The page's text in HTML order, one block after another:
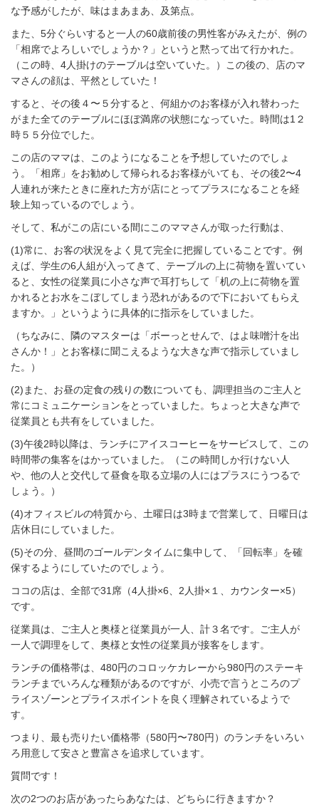
な予感がしたが、味はまあまあ、及第点。
また、5分ぐらいすると一人の60歳前後の男性客がみえたが、例の
「相席でよろしいでしょうか？」というと黙って出て行かれた。
（この時、4人掛けのテーブルは空いていた。）この後の、店のマ
マさんの顔は、平然としていた！
すると、その後４〜５分すると、何組かのお客様が入れ替わった
がまた全てのテーブルにほぼ満席の状態になっていた。時間は1２
時５５分位でした。
この店のママは、このようになることを予想していたのでしょ
う。「相席」をお勧めして帰られるお客様がいても、その後2〜4
人連れが来たときに座れた方が店にとってプラスになることを経
験上知っているのでしょう。
そして、私がこの店にいる間にこのママさんが取った行動は、
(1)常に、お客の状況をよく見て完全に把握していることです。例
えば、学生の6人組が入ってきて、テーブルの上に荷物を置いてい
ると、女性の従業員に小さな声で耳打ちして「机の上に荷物を置
かれるとお水をこぼしてしまう恐れがあるので下においてもらえ
ますか。」というように具体的に指示をしていました。
（ちなみに、隣のマスターは「ボーっとせんで、はよ味噌汁を出
さんか！」とお客様に聞こえるような大きな声で指示していまし
た。）
(2)また、お昼の定食の残りの数についても、調理担当のご主人と
常にコミュニケーションをとっていました。ちょっと大きな声で
従業員とも共有をしていました。
(3)午後2時以降は、ランチにアイスコーヒーをサービスして、この
時間帯の集客をはかっていました。（この時間しか行けない人
や、他の人と交代して昼食を取る立場の人にはプラスにうつるで
しょう。）
(4)オフィスビルの特質から、土曜日は3時まで営業して、日曜日は
店休日にしていました。
(5)その分、昼間のゴールデンタイムに集中して、「回転率」を確
保するようにしていたのでしょう。
ココの店は、全部で31席（4人掛×6、2人掛×１、カウンター×5）
です。
従業員は、ご主人と奥様と従業員が一人、計３名です。ご主人が
一人で調理をして、奥様と女性の従業員が接客をします。
ランチの価格帯は、480円のコロッケカレーから980円のステーキ
ランチまでいろんな種類があるのですが、小売で言うところのプ
ライスゾーンとプライスポイントを良く理解されているようで
す。
つまり、最も売りたい価格帯（580円〜780円）のランチをいろい
ろ用意して安さと豊富さを追求しています。
質問です！
次の2つのお店があったらあなたは、どちらに行きますか？